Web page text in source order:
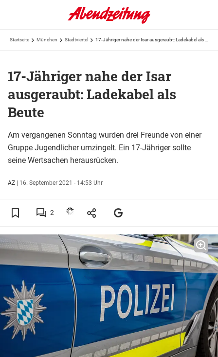
Startseite München Stadtviertel
17-Jähriger nahe der Isar
ausgeraubt: Ladekabel als
Beute
Am vergangenen Sonntag wurden drei Freunde von einer
Gruppe Jugendlicher umzingelt. Ein 17-Jähriger sollte
seine Wertsachen herausrücken.
AZ | 16. September 2021 - 14:53 Uhr
2